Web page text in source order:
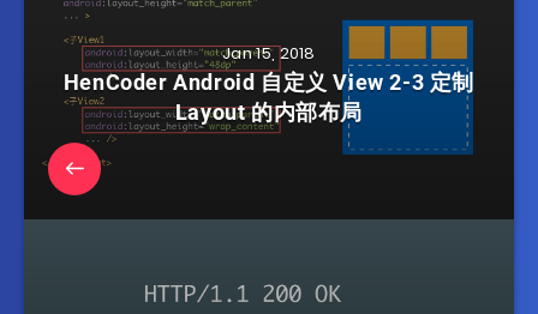
Jan 15, 2018
HenCoder Android 自定义 View 2-3 定制
Layout 的内部布局